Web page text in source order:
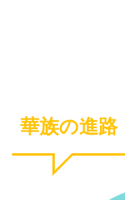
華族の進路